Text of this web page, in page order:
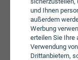
und Ihnen
außerdem
Werbung
erteilen Sie Ihre
Verwendung
Drittanbietern,